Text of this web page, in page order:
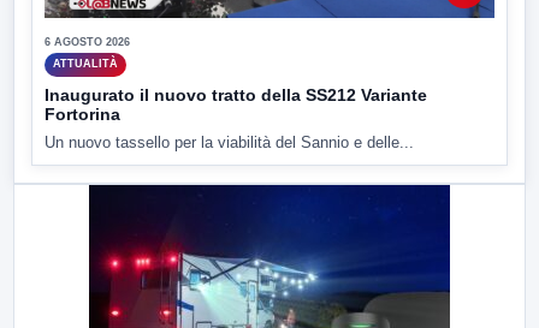
6 AGOSTO 2026
ATTUALITÀ
Inaugurato il nuovo tratto della SS212 Variante
Fortorina
Un nuovo tassello per la viabilità del Sannio e delle...